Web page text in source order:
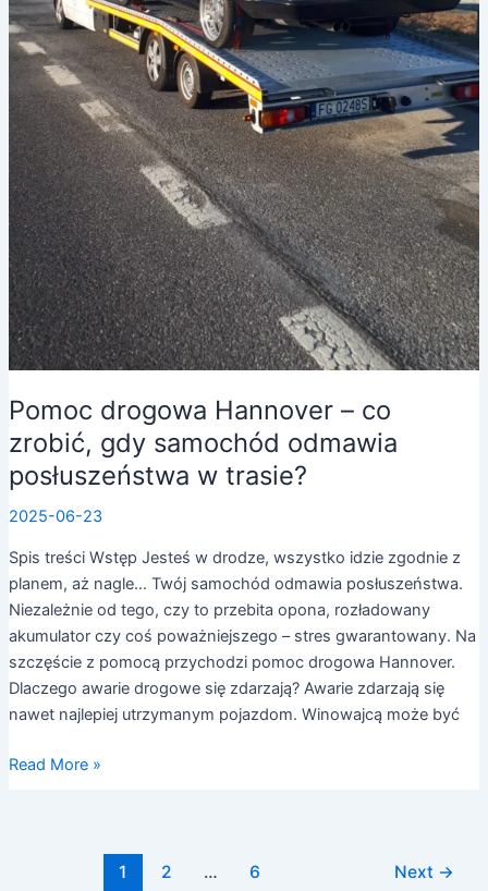
Pomoc drogowa Hannover – co
zrobić, gdy samochód odmawia
posłuszeństwa w trasie?
2025-06-23
Spis treści Wstęp Jesteś w drodze, wszystko idzie zgodnie z
planem, aż nagle… Twój samochód odmawia posłuszeństwa.
Niezależnie od tego, czy to przebita opona, rozładowany
akumulator czy coś poważniejszego – stres gwarantowany. Na
szczęście z pomocą przychodzi pomoc drogowa Hannover.
Dlaczego awarie drogowe się zdarzają? Awarie zdarzają się
nawet najlepiej utrzymanym pojazdom. Winowajcą może być
Read More »
1 2 … 6 Next →